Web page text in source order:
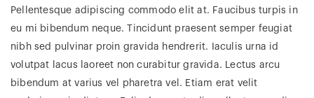
Pellentesque adipiscing commodo elit at. Faucibus turpis in
eu mi bibendum neque. Tincidunt praesent semper feugiat
nibh sed pulvinar proin gravida hendrerit. Iaculis urna id
volutpat lacus laoreet non curabitur gravida. Lectus arcu
bibendum at varius vel pharetra vel. Etiam erat velit